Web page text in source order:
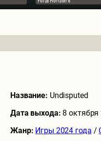
Название: Undisputed
Дата выхода: 8 октября
Жанр: Игры 2024 года /